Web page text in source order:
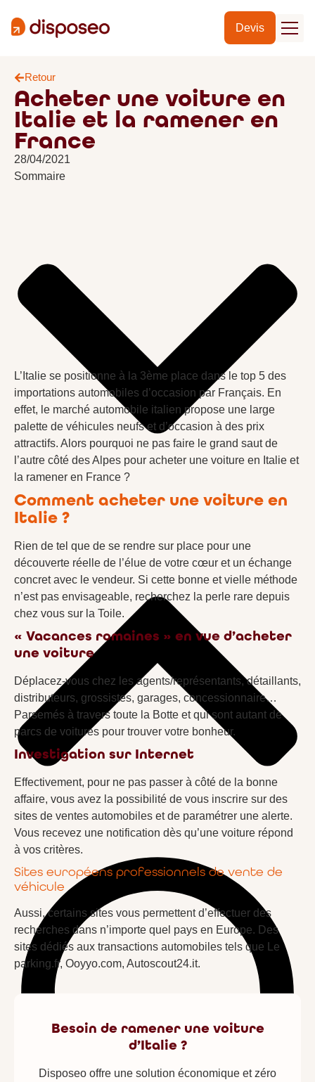
Devis
Retour
Acheter une voiture en
Italie et la ramener en
France
28/04/2021
Sommaire
L’Italie se positionne à la 3ème place dans le top 5 des
importations automobiles d’occasion par Français. En
effet, le marché automobile italien propose une large
palette de véhicules neufs et d’occasion à des prix
attractifs. Alors pourquoi ne pas faire le grand saut de
l’autre côté des Alpes pour acheter une voiture en Italie et
la ramener en France ?
Comment acheter une voiture en
Italie ?
Rien de tel que de se rendre sur place pour une
découverte réelle de l’élue de votre cœur et un échange
concret avec le vendeur. Si cette bonne et vielle méthode
n’est pas envisageable, recherchez la perle rare depuis
chez vous sur la Toile.
« Vacances romaines » en vue d’acheter
une voiture
Déplacez-vous chez les agents/représentants, détaillants,
distributeurs, grossistes, garages, concessionnaire…
Parsemés à travers toute la Botte et qui sont autant de
parcs de voitures pour trouver votre bonheur.
Investigation sur Internet
Effectivement, pour ne pas passer à côté de la bonne
affaire, vous avez la possibilité de vous inscrire sur des
sites de ventes automobiles et de paramétrer une alerte.
Vous recevez une notification dès qu’une voiture répond
à vos critères.
Sites européens professionnels de vente de
véhicule
Aussi, certains sites vous permettent d’effectuer des
recherches dans n’importe quel pays en Europe. Des
sites dédiés aux transactions automobiles tels que Le
parking.fr, Ooyyo.com, Autoscout24.it.
Besoin de ramener une voiture
d’Italie ?
Disposeo offre une solution économique et zéro